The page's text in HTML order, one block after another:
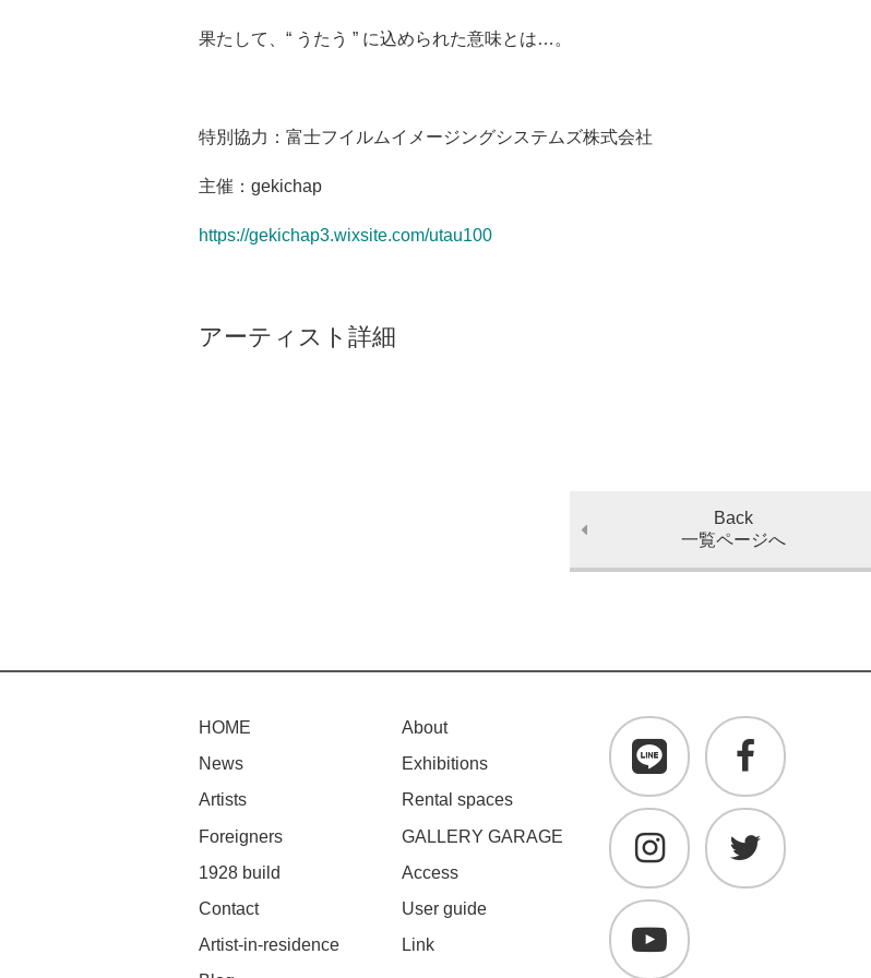
果たして、“ うたう ” に込められた意味とは…。
特別協力：富士フイルムイメージングシステムズ株式会社
主催：gekichap
https://gekichap3.wixsite.com/utau100
アーティスト詳細
Back
一覧ページへ
HOME
About
News
Exhibitions
Artists
Rental spaces
Foreigners
GALLERY GARAGE
1928 build
Access
Contact
User guide
Artist-in-residence
Link